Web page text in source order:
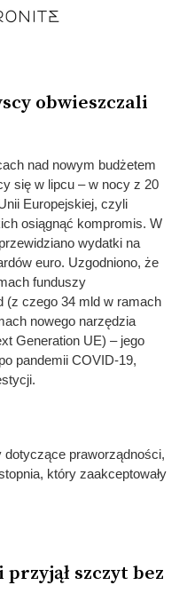
obwieszczali
nad nowym budżetem
się w lipcu – w nocy z 20
Europejskiej, czyli
osiągnąć kompromis. W
wydatki na
euro. Uzgodniono, że
funduszy
(z czego 34 mld w ramach
nowego narzędzia
Generation UE) – jego
pandemii COVID-19,
dotyczące praworządności,
który zaakceptowały
szczyt bez